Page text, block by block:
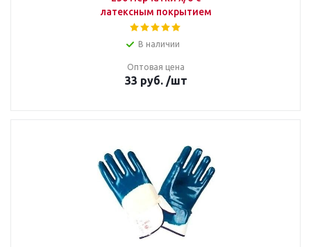
латексным покрытием
В наличии
Оптовая цена
33 руб. /шт